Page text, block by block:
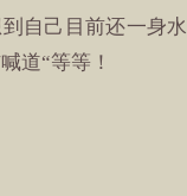
自己目前还一身
道“等等！